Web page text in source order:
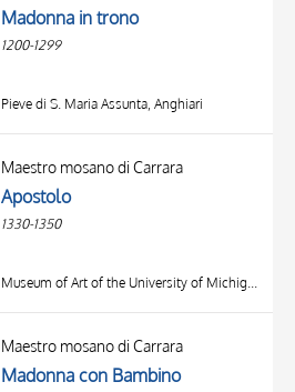
Madonna in trono
1200-1299
Pieve di S. Maria Assunta, Anghiari
Maestro mosano di Carrara
Apostolo
1330-1350
Museum of Art of the University of Michigan, Ann Arbor (MI)
Maestro mosano di Carrara
Madonna con Bambino